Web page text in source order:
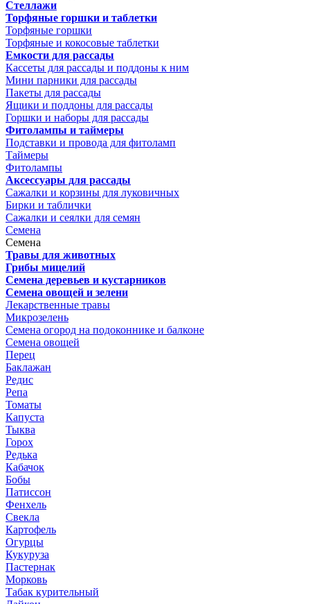
Стеллажи
Торфяные горшки и таблетки
Торфяные горшки
Торфяные и кокосовые таблетки
Емкости для рассады
Кассеты для рассады и поддоны к ним
Мини парники для рассады
Пакеты для рассады
Ящики и поддоны для рассады
Горшки и наборы для рассады
Фитолампы и таймеры
Подставки и провода для фитоламп
Таймеры
Фитолампы
Аксессуары для рассады
Сажалки и корзины для луковичных
Бирки и таблички
Сажалки и сеялки для семян
Семена
Семена
Травы для животных
Грибы мицелий
Семена деревьев и кустарников
Семена овощей и зелени
Лекарственные травы
Микрозелень
Семена огород на подоконнике и балконе
Семена овощей
Перец
Баклажан
Редис
Репа
Томаты
Капуста
Тыква
Горох
Редька
Кабачок
Бобы
Патиссон
Фенхель
Свекла
Картофель
Огурцы
Кукуруза
Пастернак
Морковь
Табак курительный